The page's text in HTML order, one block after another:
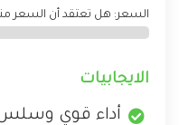
السعر: هل تعتقد أن السعر
الايجابيات
أداء قوي